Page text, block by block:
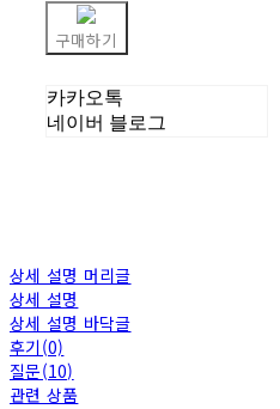
구매하기
카카오톡
네이버 블로그
상세 설명 머리글
상세 설명
상세 설명 바닥글
후기(0)
질문(10)
관련 상품